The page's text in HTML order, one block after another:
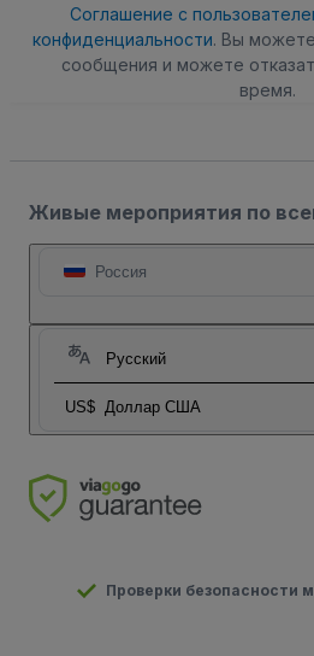
Соглашение с
конфиденциальности. Вы
сообщения и можете
время.
Живые мероприятия по
Россия
Русский
US$ Доллар США
Проверки безопасности